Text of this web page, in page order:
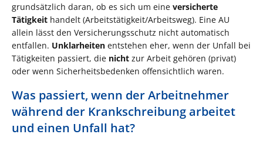
grundsätzlich daran, ob es sich um eine versicherte
Tätigkeit handelt (Arbeitstätigkeit/Arbeitsweg). Eine AU
allein lässt den Versicherungsschutz nicht automatisch
entfallen. Unklarheiten entstehen eher, wenn der Unfall bei
Tätigkeiten passiert, die nicht zur Arbeit gehören (privat)
oder wenn Sicherheitsbedenken offensichtlich waren.
Was passiert, wenn der Arbeitnehmer
während der Krankschreibung arbeitet
und einen Unfall hat?